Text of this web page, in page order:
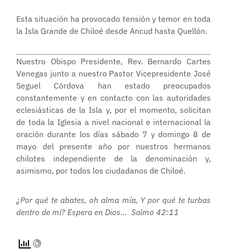
Esta situación ha provocado tensión y temor en toda
la Isla Grande de Chiloé desde Ancud hasta Quellón.
Nuestro Obispo Presidente, Rev. Bernardo Cartes
Venegas junto a nuestro Pastor Vicepresidente José
Seguel Córdova han estado preocupados
constantemente y en contacto con las autoridades
eclesiásticas de la Isla y, por el momento, solicitan
de toda la Iglesia a nivel nacional e internacional la
oración durante los días sábado 7 y domingo 8 de
mayo del presente año por nuestros hermanos
chilotes independiente de la denominación y,
asimismo, por todos los ciudadanos de Chiloé.
¿Por qué te abates, oh alma mía, Y por qué te turbas
dentro de mí? Espera en Dios… Salmo 42:11